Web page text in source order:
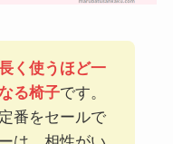
く使うほど一
る椅子です。
番をセールで